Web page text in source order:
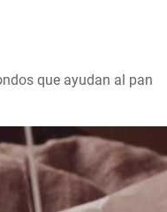
que ayudan al pan